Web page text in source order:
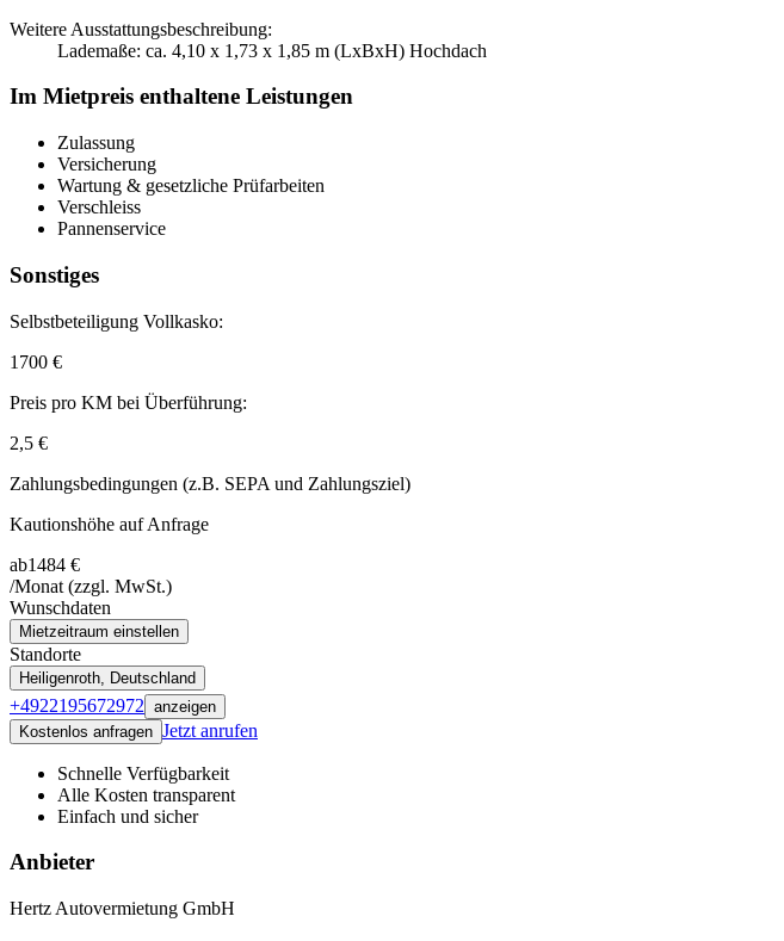
Weitere Ausstattungsbeschreibung:
Lademaße: ca. 4,10 x 1,73 x 1,85 m (LxBxH) Hochdach
Im Mietpreis enthaltene Leistungen
Zulassung
Versicherung
Wartung & gesetzliche Prüfarbeiten
Verschleiss
Pannenservice
Sonstiges
Selbstbeteiligung Vollkasko:
1700 €
Preis pro KM bei Überführung:
2,5 €
Zahlungsbedingungen (z.B. SEPA und Zahlungsziel)
Kautionshöhe auf Anfrage
ab1484 €
/Monat (zzgl. MwSt.)
Wunschdaten
Mietzeitraum einstellen
Standorte
Heiligenroth, Deutschland
+4922195672972 anzeigen
Kostenlos anfragen Jetzt anrufen
Schnelle Verfügbarkeit
Alle Kosten transparent
Einfach und sicher
Anbieter
Hertz Autovermietung GmbH